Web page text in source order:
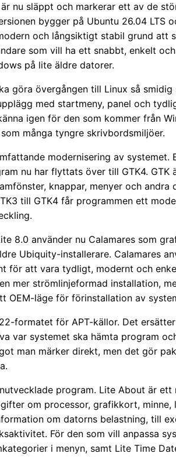
nu släppt och markerar ett av de
bygger på Ubuntu 26.04 LTS
och långsiktigt stabil grund att
som vill ha ett snabbt, enkelt
på lite äldre datorer.
göra övergången till Linux så smidig
med startmeny, panel och
igen för den som kommer från
många tyngre skrivbordsmiljöer.
modernisering av systemet.
nu har flyttats över till GTK4. GTK
knappar, menyer och andra
till GTK4 får programmen ett
8.0 använder nu Calamares som
Ubiquity-installerare. Calamares
för att vara tydligt, modernt och
mer strömlinjeformad installation,
OEM-läge för förinstallation av
formatet för APT-källor. Det
var systemet ska hämta program
man märker direkt, men det gör
program. Lite About är ett
om processor, grafikkort, minne,
om datorns belastning, till
För den som vill anpassa
i menyn, samt Lite Time